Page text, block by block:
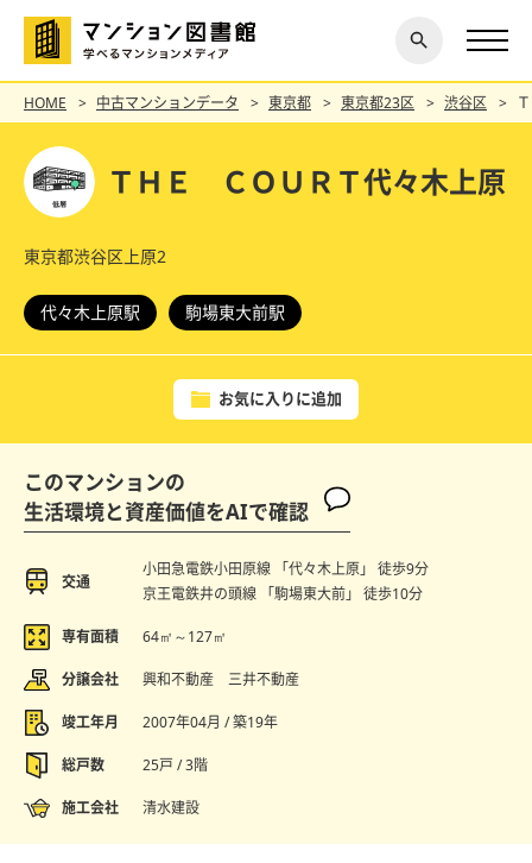
探す
閉じ
る
HOME 中古マンションデータ 東京都 東京都23区 渋谷区
ＴＨＥ ＣＯＵＲＴ代々木上原
東京都渋谷区上原2
代々木上原駅 駒場東大前駅
お気に入りに追加
このマンションの
生活環境と資産価値をAIで確認
交通
小田急電鉄小田原線 「代々木上原」 徒歩9分
京王電鉄井の頭線 「駒場東大前」 徒歩10分
専有面積 64㎡～127㎡
分譲会社 興和不動産 三井不動産
竣工年月 2007年04月 / 築19年
総戸数 25戸 / 3階
施工会社 清水建設